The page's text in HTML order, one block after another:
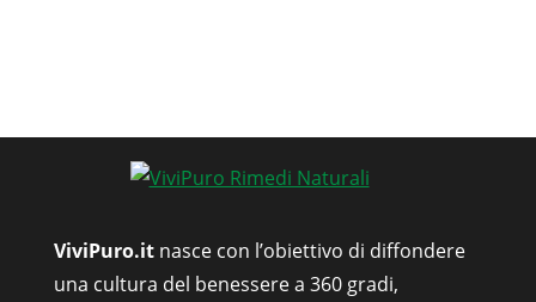
ViviPuro.it nasce con l’obiettivo di diffondere
una cultura del benessere a 360 gradi,